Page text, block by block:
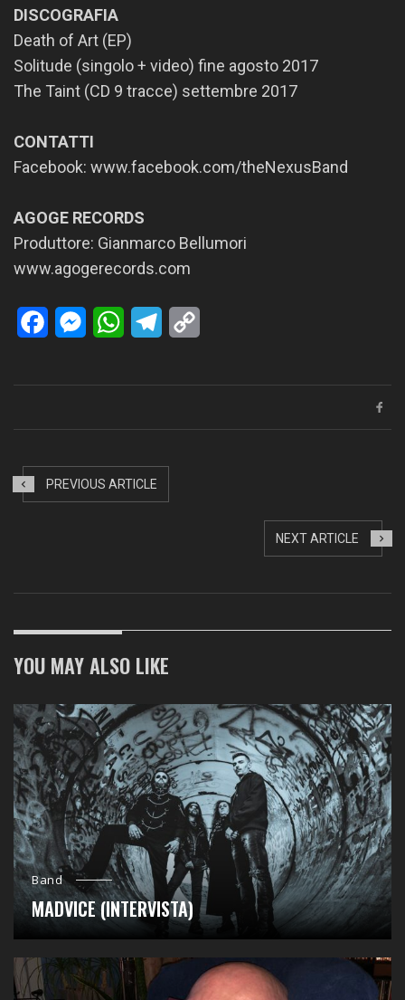
DISCOGRAFIA
Death of Art (EP)
Solitude (singolo + video) fine agosto 2017
The Taint (CD 9 tracce) settembre 2017
CONTATTI
Facebook: www.facebook.com/theNexusBand
AGOGE RECORDS
Produttore: Gianmarco Bellumori
www.agogerecords.com
FacebookMessengerWhatsAppTelegram
PREVIOUS ARTICLE
NEXT ARTICLE
YOU MAY ALSO LIKE
Band
MADVICE (INTERVISTA)